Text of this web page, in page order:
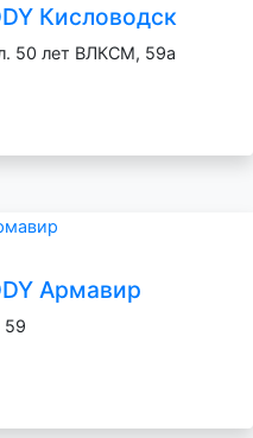
Кисловодск
50 лет ВЛКСМ, 59а
Армавир
59